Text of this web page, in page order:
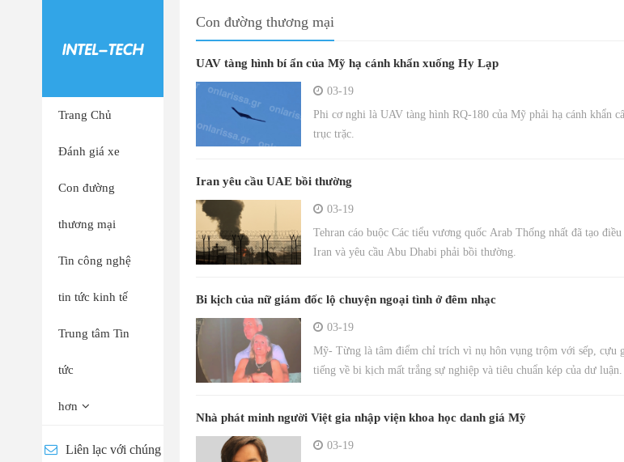
Trang Chủ
Đánh giá xe
Con đường
thương mại
Tin công nghệ
tin tức kinh tế
Trung tâm Tin
tức
hơn
Liên lạc với chúng
Con đường thương mại
UAV tàng hình bí ẩn của Mỹ hạ cánh khẩn xuống Hy Lạp
03-19
Phi cơ nghi là UAV tàng hình RQ-180 của Mỹ phải hạ cánh khẩn
trục trặc.
Iran yêu cầu UAE bồi thường
03-19
Tehran cáo buộc Các tiểu vương quốc Arab Thống nhất đã tạo
Iran và yêu cầu Abu Dhabi phải bồi thường.
Bi kịch của nữ giám đốc lộ chuyện ngoại tình ở đêm nhạc
03-19
Mỹ- Từng là tâm điểm chỉ trích vì nụ hôn vụng trộm với sếp, cựu
tiếng về bi kịch mất trắng sự nghiệp và tiêu chuẩn kép của dư luận.
Nhà phát minh người Việt gia nhập viện khoa học danh giá Mỹ
03-19